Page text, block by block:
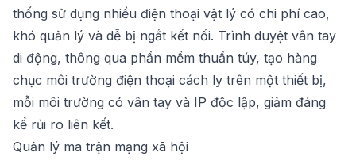
thống sử dụng nhiều điện thoại vật lý có chi phí cao,
khó quản lý và dễ bị ngắt kết nối. Trình duyệt vân tay
di động, thông qua phần mềm thuần túy, tạo hàng
chục môi trường điện thoại cách ly trên một thiết bị,
mỗi môi trường có vân tay và IP độc lập, giảm đáng
kể rủi ro liên kết.
Quản lý ma trận mạng xã hội